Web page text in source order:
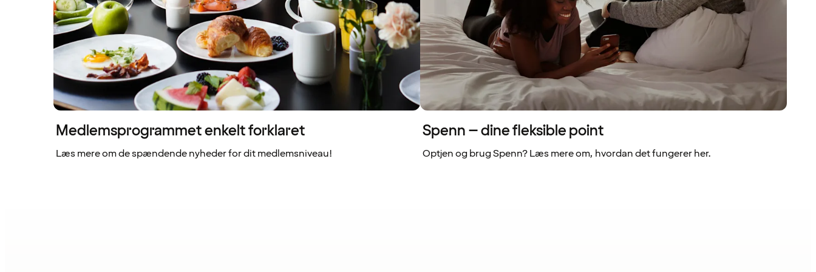
Medlemsprogrammet enkelt forklaret
Læs mere om de spændende nyheder for dit medlemsniveau!
Spenn – dine fleksible point
Optjen og brug Spenn? Læs mere om, hvordan det fungerer her.